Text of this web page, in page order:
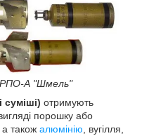
РПО-А "Шмель"
суміші) отримують
порошку або
також алюмінію , вугілля,